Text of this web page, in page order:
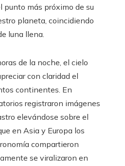
punto más próximo de su
planeta, coincidiendo
luna llena.
de la noche, el cielo
con claridad el
continentes. En
registraron imágenes
elevándose sobre el
en Asia y Europa los
compartieron
se viralizaron en